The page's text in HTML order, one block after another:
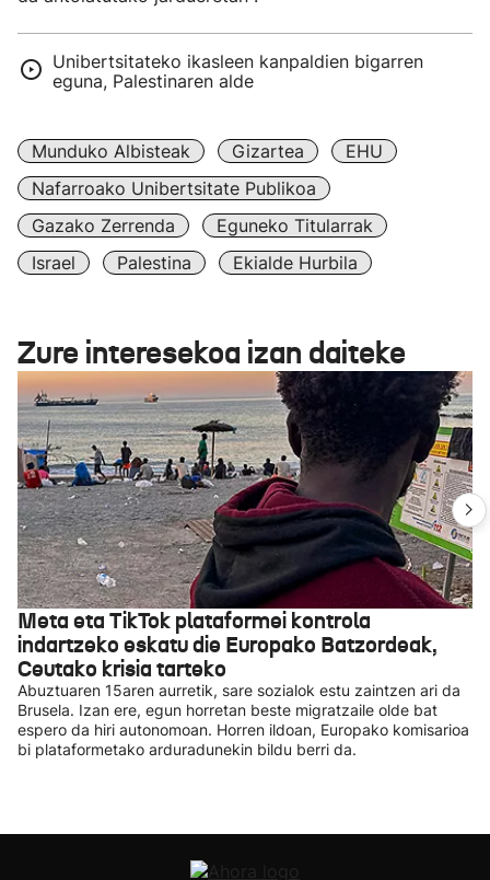
Unibertsitateko ikasleen kanpaldien bigarren
eguna, Palestinaren alde
Munduko Albisteak Gizartea
EHU
Nafarroako Unibertsitate Publikoa
Gazako Zerrenda
Eguneko Titularrak
Israel
Palestina Ekialde Hurbila
Zure interesekoa izan daiteke
Meta eta TikTok plataformei kontrola
indartzeko eskatu die Europako Batzordeak,
Ceutako krisia tarteko
Abuztuaren 15aren aurretik, sare sozialok estu zaintzen ari da
Brusela. Izan ere, egun horretan beste migratzaile olde bat
espero da hiri autonomoan. Horren ildoan, Europako komisarioa
bi plataformetako arduradunekin bildu berri da.